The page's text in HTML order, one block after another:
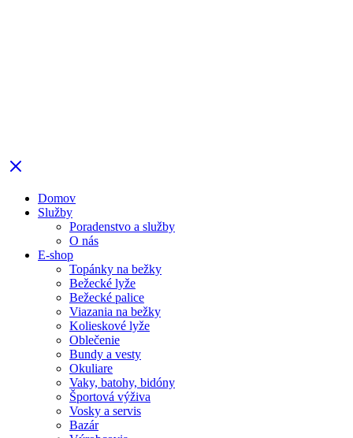
Domov
Služby
Poradenstvo a služby
O nás
E-shop
Topánky na bežky
Bežecké lyže
Bežecké palice
Viazania na bežky
Kolieskové lyže
Oblečenie
Bundy a vesty
Okuliare
Vaky, batohy, bidóny
Športová výživa
Vosky a servis
Bazár